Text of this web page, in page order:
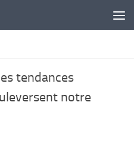
tendances
notre